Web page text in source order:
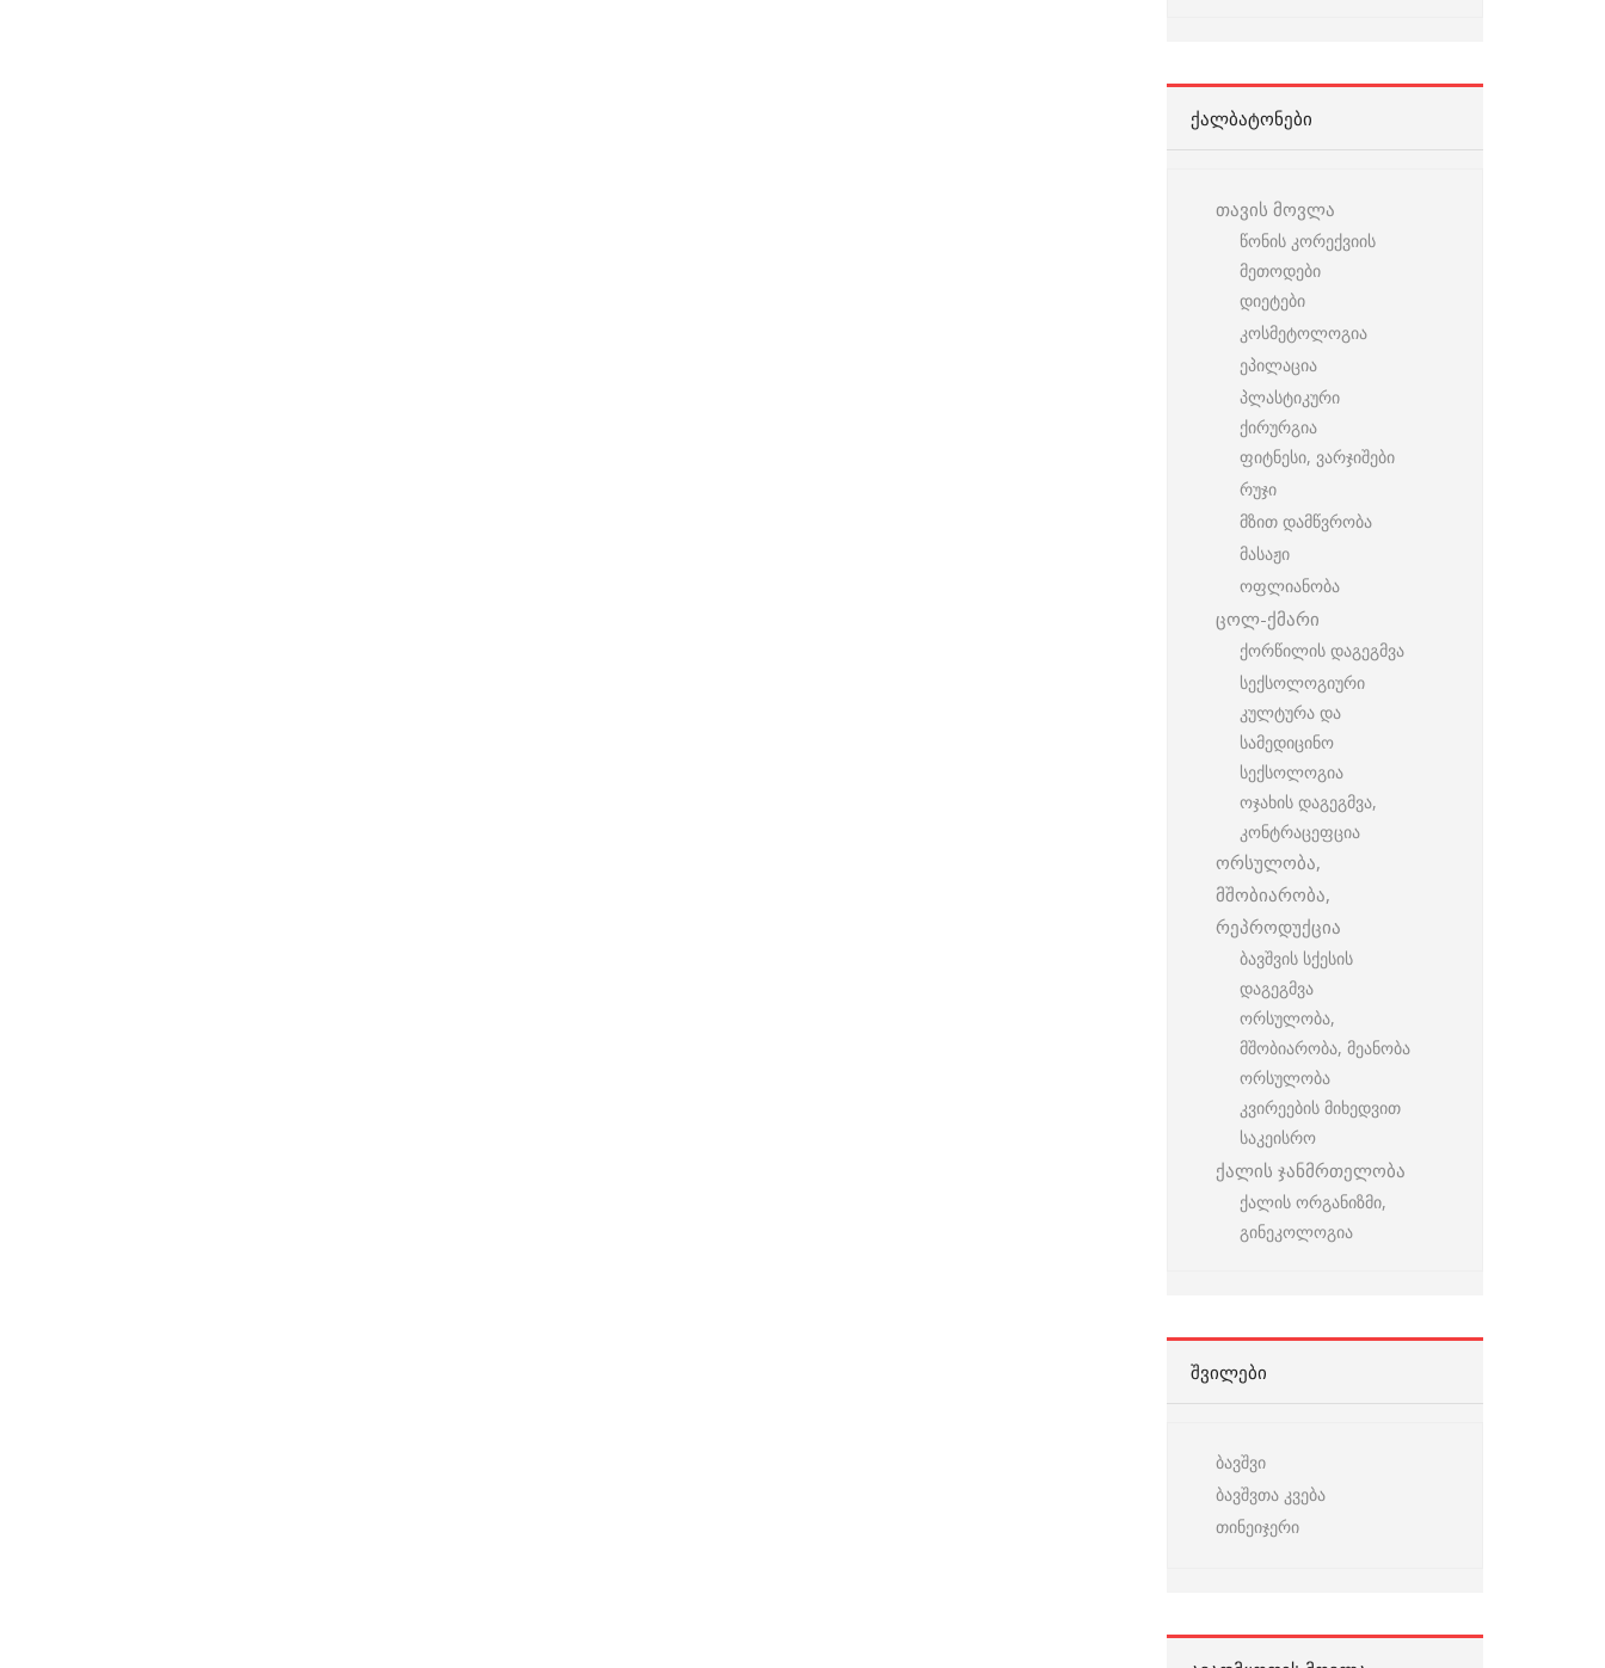
ᲥᲐᲚᲑᲐᲢᲝᲜᲔᲑᲘ
თავის მოვლა
წონის კორექვიის
მეთოდები
დიეტები
კოსმეტოლოგია
ეპილაცია
პლასტიკური
ქირურგია
ფიტნესი, ვარჯიშები
რუჯი
მზით დამწვრობა
მასაჟი
ოფლიანობა
ცოლ-ქმარი
ქორწილის დაგეგმვა
სექსოლოგიური
კულტურა და
სამედიცინო
სექსოლოგია
ოჯახის დაგეგმვა,
კონტრაცეფცია
ორსულობა,
მშობიარობა,
რეპროდუქცია
ბავშვის სქესის
დაგეგმვა
ორსულობა,
მშობიარობა, მეანობა
ორსულობა
კვირეების მიხედვით
საკეისრო
ქალის ჯანმრთელობა
ქალის ორგანიზმი,
გინეკოლოგია
ᲨᲕᲘᲚᲔᲑᲘ
ბავშვი
ბავშვთა კვება
თინეიჯერი